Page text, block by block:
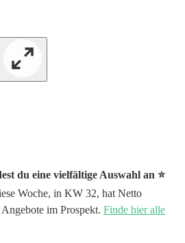
du eine vielfältige Auswahl an ⭐️
Woche, in KW 32, hat Netto
im Prospekt. Finde hier alle